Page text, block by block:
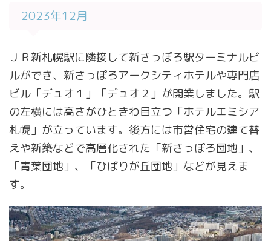
2023年12月
ＪＲ新札幌駅に隣接して新さっぽろ駅ターミナルビ
ルができ、新さっぽろアークシティホテルや専門店
ビル「デュオ１」「デュオ２」が開業しました。駅
の左横には高さがひときわ目立つ「ホテルエミシア
札幌」が立っています。後方には市営住宅の建て替
えや新築などで高層化された「新さっぽろ団地」、
「青葉団地」、「ひばりが丘団地」などが見えま
す。